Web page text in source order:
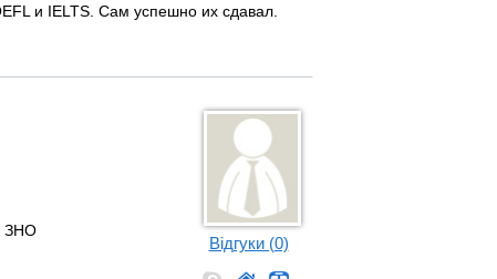
и IELTS. Сам успешно их сдавал.
Відгуки (0)
ЗНО